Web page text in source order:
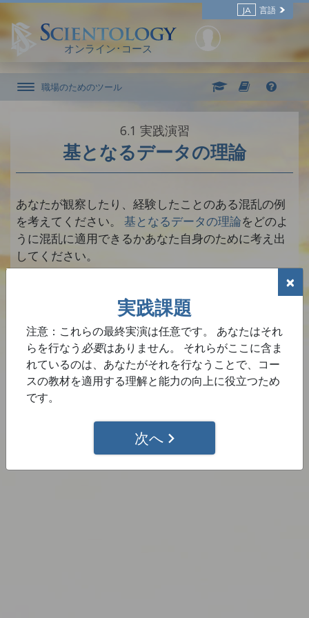
JA 言語
オンライン･コース
×
実践課題
注意：これらの最終実演は任意です。 あなたはそれ
らを行なう 必要はありません。 それらがここに含ま
れているのは、あなたがそれを行なうことで、コー
スの教材を適用する理解と能力の向上に役立つため
です。
次へ
職場のためのツール
6.‎1 実践演習
基となるデータの理論
あなたが観察したり、経験したことのある混乱の例
を考えてください。 基となるデータの理論をどのよ
うに混乱に適用できるかあなた自身のために考え出
してください。
注意：手順に十分慣れるまで必要なだけ、何度もこの実
践演習を繰り返し行なってください。
このステップを完了